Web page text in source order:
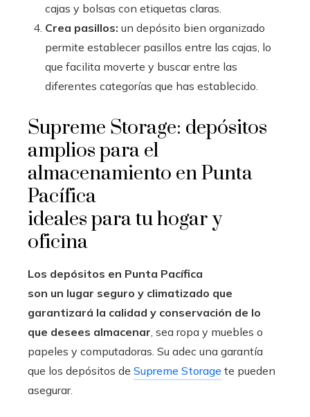
cajas y bolsas con etiquetas claras.
Crea pasillos: un depósito bien organizado
permite establecer pasillos entre las cajas, lo
que facilita moverte y buscar entre las
diferentes categorías que has establecido.
Supreme Storage: depósitos
amplios para el
almacenamiento en Punta
Pacífica
ideales para tu hogar y
oficina
Los depósitos en Punta Pacífica
son un lugar seguro y climatizado que
garantizará la calidad y conservación de lo
que desees almacenar , sea ropa y muebles o
papeles y computadoras. Su adec una garantía
que los depósitos de Supreme Storage te pueden
asegurar.